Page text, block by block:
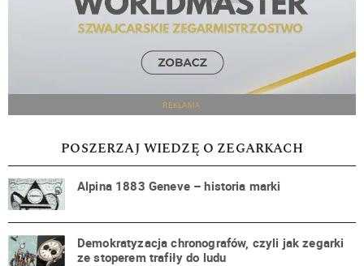
REKLAMA
POSZERZAJ WIEDZĘ O ZEGARKACH
Alpina 1883 Geneve – historia marki
Demokratyzacja chronografów, czyli jak zegarki
ze stoperem trafiły do ludu